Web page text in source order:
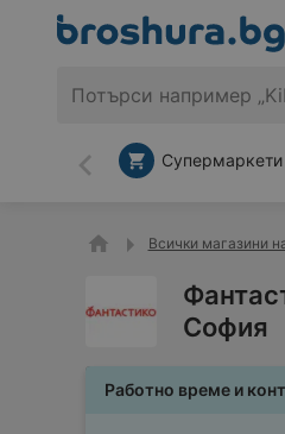
Назад
Супермаркети
Всички магазини
София
Работно време и